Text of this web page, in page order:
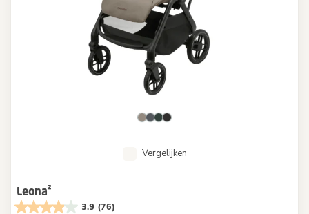
Vergelijken
Leona²
3.9 (76)